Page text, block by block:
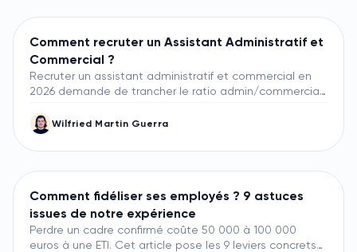
Comment recruter un Assistant Administratif et
Commercial ?
Recruter un assistant administratif et commercial en
2026 demande de trancher le ratio admin/commercial
méthode terrain chez Lity, du brief jusqu'à la prise de
fonction, avec les benchmarks APEC et OpenSourcing,
la scorecard 5 indicateurs et les 4 questions qui filtrent
Wilfried Martin Guerra
Comment fidéliser ses employés ? 9 astuces
issues de notre expérience
Perdre un cadre confirmé coûte 50 000 à 100 000
euros à une ETI. Cet article pose les 9 leviers concrets